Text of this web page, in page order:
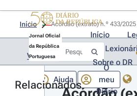
Jornal Oficial
da República
Portuguesa
Início
Sobre o DR
Ajuda
O
meu
Diário
Início
Voltar
Relacionados